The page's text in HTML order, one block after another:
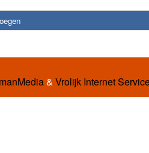
& Vrolijk Internet